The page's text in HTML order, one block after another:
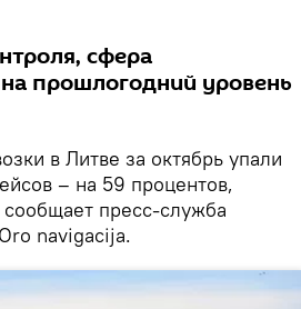
сфера
прошлогодний уровень
в Литве за октябрь упали
– на 59 процентов,
сообщает пресс-служба
navigacija.